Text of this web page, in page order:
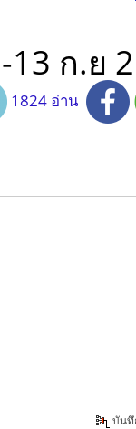
ก.ย
1824 อ่าน
บันทึ